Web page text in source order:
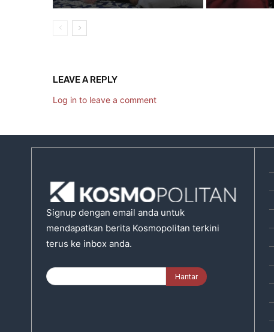
LEAVE A REPLY
Log in to leave a comment
Signup dengan email anda untuk
mendapatkan berita Kosmopolitan terkini
terus ke inbox anda.